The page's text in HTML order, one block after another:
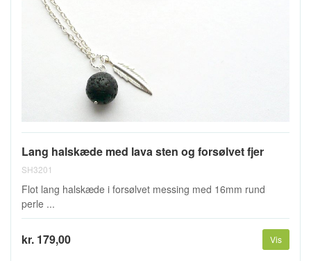
Lang halskæde med lava sten og forsølvet fjer
SH3201
Flot lang halskæde i forsølvet messing med 16mm rund
perle ...
kr. 179,00 Vis